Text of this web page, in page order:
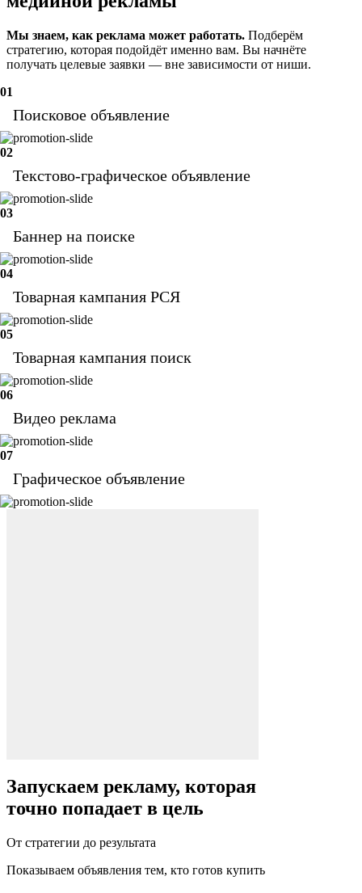
Мы знаем, как реклама может работать. Подберём
стратегию, которая подойдёт именно вам. Вы начнёте
получать целевые заявки — вне зависимости от ниши.
01
Поисковое объявление
02
Текстово-графическое объявление
03
Баннер на поиске
04
Товарная кампания РСЯ
05
Товарная кампания поиск
06
Видео реклама
07
Графическое объявление
Запускаем рекламу, которая
точно попадает в цель
От стратегии до результата
Показываем объявления тем, кто готов купить